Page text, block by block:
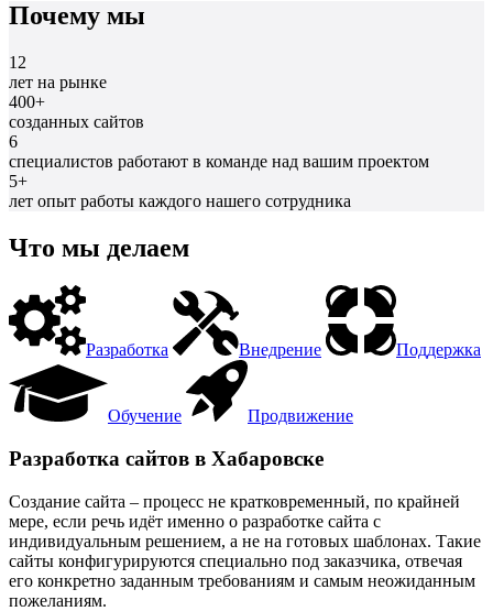
Почему мы
12
лет на рынке
400+
созданных сайтов
6
специалистов работают в команде над вашим проектом
5+
лет опыт работы каждого нашего сотрудника
Что мы делаем
Разработка Внедрение Поддержка
Обучение Продвижение
Разработка сайтов в Хабаровске
Создание сайта – процесс не кратковременный, по крайней
мере, если речь идёт именно о разработке сайта с
индивидуальным решением, а не на готовых шаблонах. Такие
сайты конфигурируются специально под заказчика, отвечая
его конкретно заданным требованиям и самым неожиданным
пожеланиям.